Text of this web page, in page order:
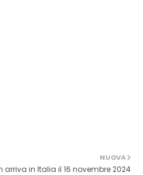
NUOVA
arriva in Italia il 16 novembre 2024